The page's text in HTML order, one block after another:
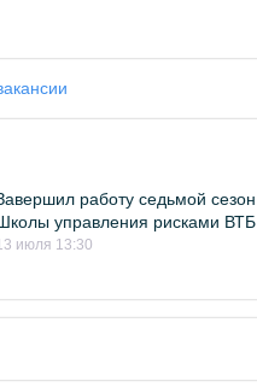
работу седьмой сезон
управления рисками ВТБ
июля 13:30